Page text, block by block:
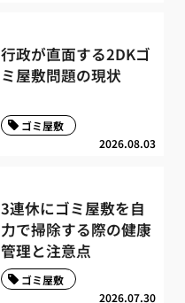
行政が直面する2DKゴ
ミ屋敷問題の現状
2026.08.03
ゴミ屋敷
3連休にゴミ屋敷を自
力で掃除する際の健康
管理と注意点
2026.07.30
ゴミ屋敷